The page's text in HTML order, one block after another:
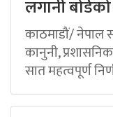
लगानी
काठमाडौं/ नेपाल
कानुनी,
सात महत्वपूर्ण